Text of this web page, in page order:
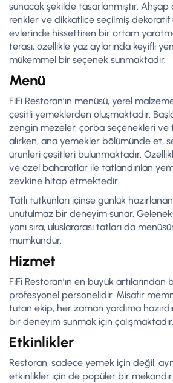
sunacak şekilde tasarlanmıştır. Ahşap
renkler ve dikkatlice seçilmiş dekoratif
evlerinde hissettiren bir ortam
terası, özellikle yaz aylarında keyifli
mükemmel bir seçenek sunmaktadır.
Menü
FiFi Restoran’ın menüsü, yerel
çeşitli yemeklerden oluşmaktadır.
zengin mezeler, çorba seçenekleri
alırken, ana yemekler bölümünde et,
ürünleri çeşitleri bulunmaktadır.
ve özel baharatlar ile tatlandırılan
zevkine hitap etmektedir.
Tatlı tutkunları içinse günlük
unutulmaz bir deneyim sunar.
yanı sıra, uluslararası tatları da
mümkündür.
Hizmet
FiFi Restoran’ın en büyük
profesyonel personelidir. Misafir
tutan ekip, her zaman yardıma
bir deneyim sunmak için çalışmaktadır.
Etkinlikler
Restoran, sadece yemek için değil,
etkinlikler için de popüler bir